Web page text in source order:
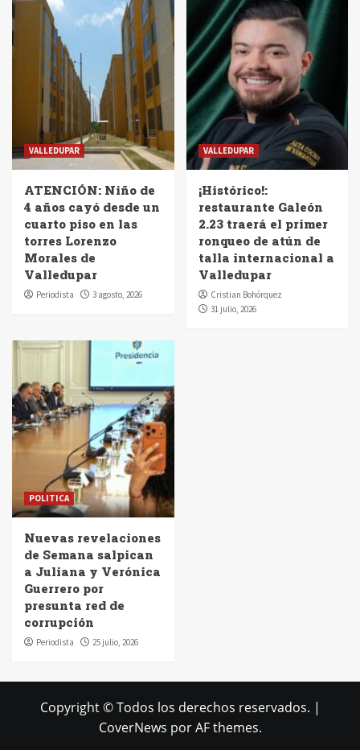
VALLEDUPAR
ATENCIÓN: Niño de
4 años cayó desde un
cuarto piso en las
torres Lorenzo
Morales de
Valledupar
Periodista 3 agosto, 2026
VALLEDUPAR
¡Histórico!:
restaurante Galeón
2.23 traerá el primer
ronqueo de atún de
talla internacional a
Valledupar
Cristian Bohórquez
31 julio, 2026
POLITICA
Nuevas revelaciones
de Semana salpican
a Juliana y Verónica
Guerrero por
presunta red de
corrupción
Periodista 25 julio, 2026
Copyright © Todos los derechos reservados. |
CoverNews por AF themes.